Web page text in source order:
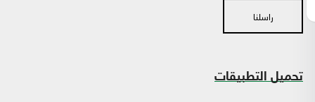
راسلنا
تحميل التطبيقات